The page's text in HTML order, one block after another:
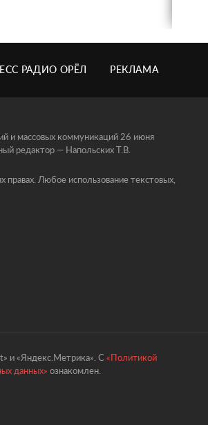
РАДИО ОРЁЛ РЕКЛАМА
и массовых коммуникаций 26 июня
редактор — Напольских Т.В.
Любое использование текстовых,
и «Яндекс.Метрика». С«Политикой
данных»ознакомлен.